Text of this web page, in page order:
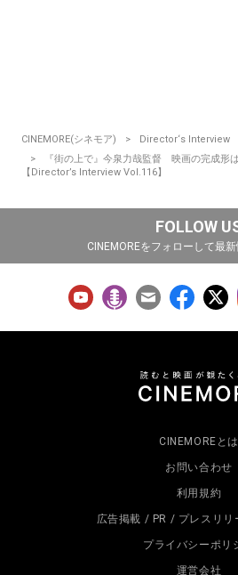
CINEMORE(シネモア)
Director‘s Interview
『街の上で』今泉力哉監督 映画の完成形
【Director’s Interview Vol.116】
FOLLOW
CINEMOREをフォローして最
CINEMOREとは
お問い合わせ
利用規約
広告掲載 / PR / プレスリリ
プライバシーポリ
運営会社